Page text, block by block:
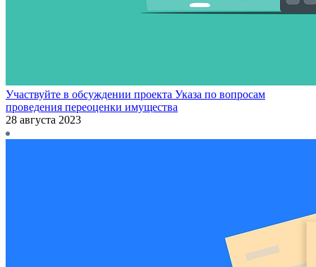
Участвуйте в обсуждении проекта Указа по вопросам
проведения переоценки имущества
28 августа 2023